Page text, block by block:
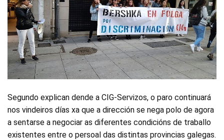
Segundo explican dende a CIG-Servizos, o paro continuará
nos vindeiros días xa que a dirección se nega polo de agora
a sentarse a negociar as diferentes condicións de traballo
existentes entre o persoal das distintas provincias galegas.